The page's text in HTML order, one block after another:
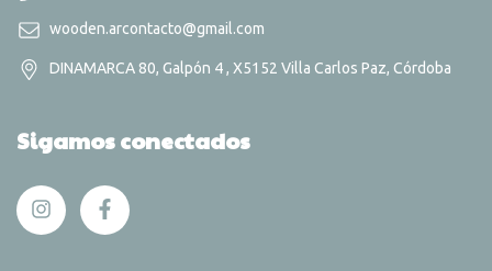
wooden.arcontacto@gmail.com
DINAMARCA 80, Galpón 4 , X5152 Villa Carlos Paz, Córdoba
Sigamos conectados